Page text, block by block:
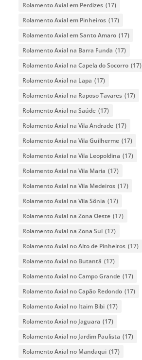
Rolamento Axial em Perdizes (17)
Rolamento Axial em Pinheiros (17)
Rolamento Axial em Santo Amaro (17)
Rolamento Axial na Barra Funda (17)
Rolamento Axial na Capela do Socorro (17)
Rolamento Axial na Lapa (17)
Rolamento Axial na Raposo Tavares (17)
Rolamento Axial na Saúde (17)
Rolamento Axial na Vila Andrade (17)
Rolamento Axial na Vila Guilherme (17)
Rolamento Axial na Vila Leopoldina (17)
Rolamento Axial na Vila Maria (17)
Rolamento Axial na Vila Medeiros (17)
Rolamento Axial na Vila Sônia (17)
Rolamento Axial na Zona Oeste (17)
Rolamento Axial na Zona Sul (17)
Rolamento Axial no Alto de Pinheiros (17)
Rolamento Axial no Butantã (17)
Rolamento Axial no Campo Grande (17)
Rolamento Axial no Capão Redondo (17)
Rolamento Axial no Itaim Bibi (17)
Rolamento Axial no Jaguara (17)
Rolamento Axial no Jardim Paulista (17)
Rolamento Axial no Mandaqui (17)